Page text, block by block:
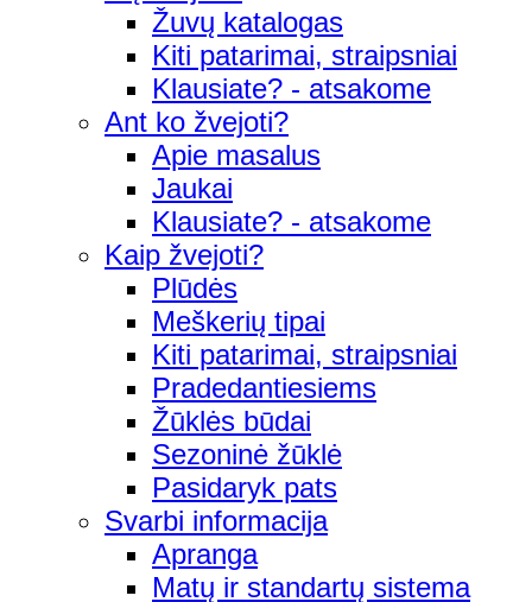
Žuvų katalogas
Kiti patarimai, straipsniai
Klausiate? - atsakome
Ant ko žvejoti?
Apie masalus
Jaukai
Klausiate? - atsakome
Kaip žvejoti?
Plūdės
Meškerių tipai
Kiti patarimai, straipsniai
Pradedantiesiems
Žūklės būdai
Sezoninė žūklė
Pasidaryk pats
Svarbi informacija
Apranga
Matų ir standartų sistema